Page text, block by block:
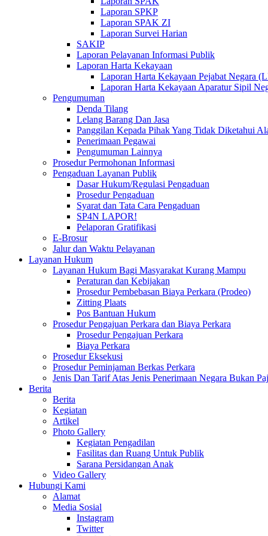
Laporan SPKP
Laporan SPAK ZI
Laporan Survei Harian
SAKIP
Laporan Pelayanan Informasi Publik
Laporan Harta Kekayaan
Laporan Harta Kekayaan Pejabat Negara
Laporan Harta Kekayaan Aparatur Sipil
Pengumuman
Denda Tilang
Lelang Barang Dan Jasa
Panggilan Kepada Pihak Yang Tidak Diketahui
Penerimaan Pegawai
Pengumuman Lainnya
Prosedur Permohonan Informasi
Pengaduan Layanan Publik
Dasar Hukum/Regulasi Pengaduan
Prosedur Pengaduan
Syarat dan Tata Cara Pengaduan
SP4N LAPOR!
Pelaporan Gratifikasi
E-Brosur
Jalur dan Waktu Pelayanan
Layanan Hukum
Layanan Hukum Bagi Masyarakat Kurang Mampu
Peraturan dan Kebijakan
Prosedur Pembebasan Biaya Perkara (Prodeo)
Zitting Plaats
Pos Bantuan Hukum
Prosedur Pengajuan Perkara dan Biaya Perkara
Prosedur Pengajuan Perkara
Biaya Perkara
Prosedur Eksekusi
Prosedur Peminjaman Berkas Perkara
Jenis Dan Tarif Atas Jenis Penerimaan Negara Bukan
Berita
Berita
Kegiatan
Artikel
Photo Gallery
Kegiatan Pengadilan
Fasilitas dan Ruang Untuk Publik
Sarana Persidangan Anak
Video Gallery
Hubungi Kami
Alamat
Media Sosial
Instagram
Twitter